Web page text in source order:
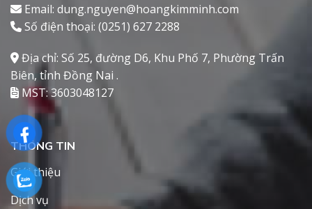
Email: dung.nguyen@hoangkimminh.com
Số điện thoại: (0251) 627 2288
Địa chỉ: Số 25, đường D6, Khu Phố 7, Phường Trấn
Biên, tỉnh Đồng Nai .
MST: 3603048127
THÔNG TIN
Giới thiệu
Dịch vụ